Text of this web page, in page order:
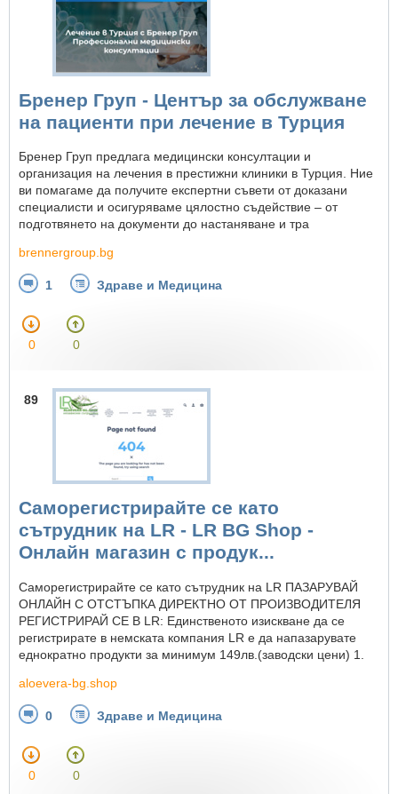
Бренер Груп - Център за обслужване
на пациенти при лечение в Турция
Бренер Груп предлага медицински консултации и
организация на лечения в престижни клиники в Турция. Ние
ви помагаме да получите експертни съвети от доказани
специалисти и осигуряваме цялостно съдействие – от
подготвянето на документи до настаняване и тра
brennergroup.bg
1 Здраве и Медицина
0 0
89
Саморегистрирайте се като
сътрудник на LR - LR BG Shop -
Онлайн магазин с продук...
Саморегистрирайте се като сътрудник на LR ПАЗАРУВАЙ
ОНЛАЙН С ОТСТЪПКА ДИРЕКТНО ОТ ПРОИЗВОДИТЕЛЯ
РЕГИСТРИРАЙ СЕ В LR: Единственото изискване да се
регистрирате в немската компания LR е да напазарувате
еднократно продукти за минимум 149лв.(заводски цени) 1.
aloevera-bg.shop
0 Здраве и Медицина
0 0